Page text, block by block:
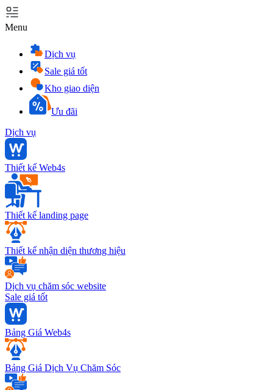
Menu
Dịch vụ
Sale giá tốt
Kho giao diện
Ưu đãi
Dịch vụ
Thiết kế Web4s
Thiết kế landing page
Thiết kế nhận diện thương hiệu
Dịch vụ chăm sóc website
Sale giá tốt
Bảng Giá Web4s
Bảng Giá Dịch Vụ Chăm Sóc